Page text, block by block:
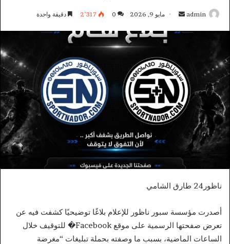
admin
أرسل
إلكترونيا
مايو 9, 2026 0 2٬317 دقيقة واحدة
ناظور24 طارق الشامي
أصدرت مؤسسة سبور ناظور للإعلام بلاغًا توضيحيًا كشفت فيه عن
تعرض صفحتها الرسمية على موقع Facebook⁠� للتوقيف خلال
الساعات الماضية، بسبب ما وصفته بحملة تبليغات “مغرضة